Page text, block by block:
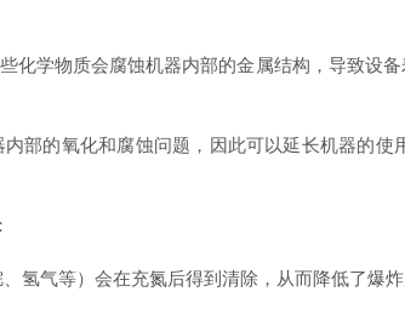
学物质会腐蚀机器内部的金属结构，导致设备
部的氧化和腐蚀问题，因此可以延长机器的
气等）会在充氮后得到清除，从而降低了爆炸